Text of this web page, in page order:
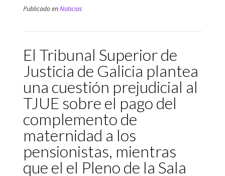
Publicado enNoticias
El Tribunal Superior de
Justicia de Galicia plantea
una cuestión prejudicial al
TJUE sobre el pago del
complemento de
maternidad a los
pensionistas, mientras
que el el Pleno de la Sala